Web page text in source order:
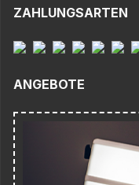
ZAHLUNGSARTEN
ANGEBOTE